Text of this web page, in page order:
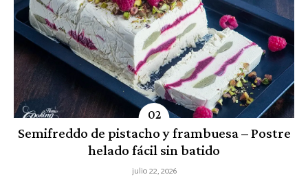
Semifreddo de pistacho y frambuesa – Postre
helado fácil sin batido
julio 22, 2026